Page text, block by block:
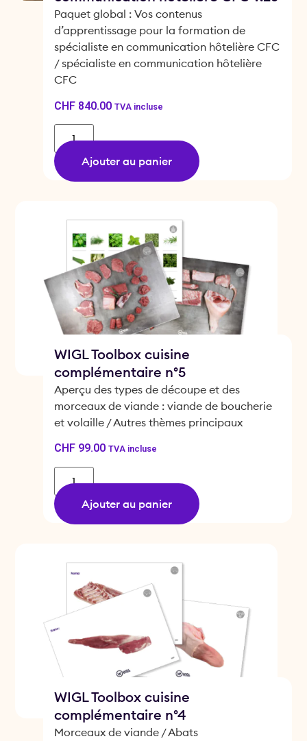
Paquet global : Vos contenus
d’apprentissage pour la formation de
spécialiste en communication hôtelière CFC
/ spécialiste en communication hôtelière
CFC
CHF840.00 TVA incluse
Ajouter au panier
WIGL Toolbox cuisine
complémentaire n°5
Aperçu des types de découpe et des
morceaux de viande : viande de boucherie
et volaille / Autres thèmes principaux
CHF99.00 TVA incluse
Ajouter au panier
WIGL Toolbox cuisine
complémentaire n°4
Morceaux de viande / Abats